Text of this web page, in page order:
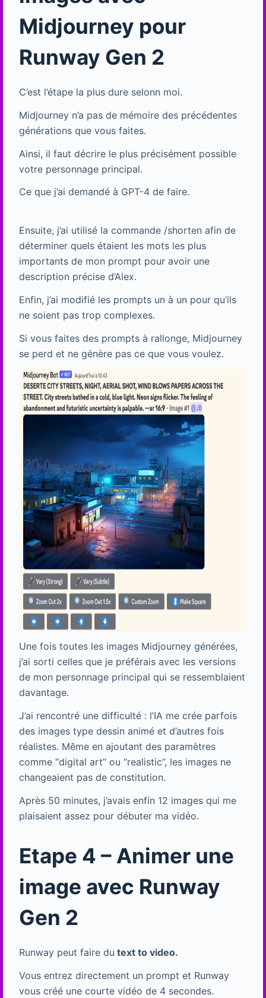
Midjourney pour
Runway Gen 2
C’est l’étape la plus dure selonn moi.
Midjourney n’a pas de mémoire des précédentes
générations que vous faites.
Ainsi, il faut décrire le plus précisément possible
votre personnage principal.
Ce que j’ai demandé à GPT-4 de faire.
Ensuite, j’ai utilisé la commande /shorten afin de
déterminer quels étaient les mots les plus
importants de mon prompt pour avoir une
description précise d’Alex.
Enfin, j’ai modifié les prompts un à un pour qu’ils
ne soient pas trop complexes.
Si vous faites des prompts à rallonge, Midjourney
se perd et ne génère pas ce que vous voulez.
Une fois toutes les images Midjourney générées,
j’ai sorti celles que je préférais avec les versions
de mon personnage principal qui se ressemblaient
davantage.
J’ai rencontré une difficulté : l’IA me crée parfois
des images type dessin animé et d’autres fois
réalistes. Même en ajoutant des paramètres
comme “digital art” ou “realistic”, les images ne
changeaient pas de constitution.
Après 50 minutes, j’avais enfin 12 images qui me
plaisaient assez pour débuter ma vidéo.
Etape 4 – Animer une
image avec Runway
Gen 2
Runway peut faire du text to video.
Vous entrez directement un prompt et Runway
vous créé une courte vidéo de 4 secondes.